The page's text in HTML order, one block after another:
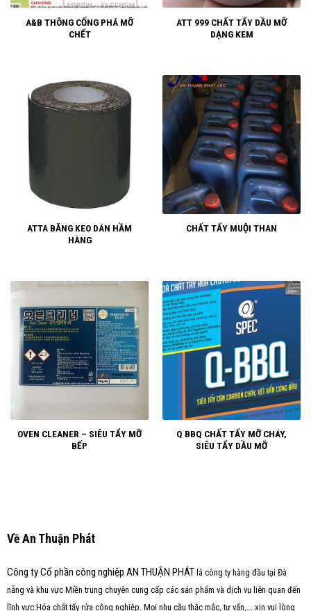
A&B THÔNG CỐNG PHÁ MỠ
CHẾT
ATT 999 CHẤT TẨY DẦU MỠ
DẠNG KEM
ATTA BĂNG KEO DÁN HẦM
HÀNG
CHẤT TẨY MUỘI THAN
OVEN CLEANER – SIÊU TẨY MỠ
BẾP
Q BBQ CHẤT TẨY MỠ CHÁY,
SIÊU TẨY DẦU MỠ
Về An Thuận Phát
Công ty Cổ phần công nghiệp AN THUẬN PHÁTlà công ty hàng đầu tại Đà
nẵng và khu vực Miền trung chuyên cung cấp các sản phẩm và dịch vụ liên quan đến
lĩnh vực:Hóa chất tẩy rửa công nghiệp. Mọi nhu cầu thắc mắc, tư vấn,... xin vui lòng